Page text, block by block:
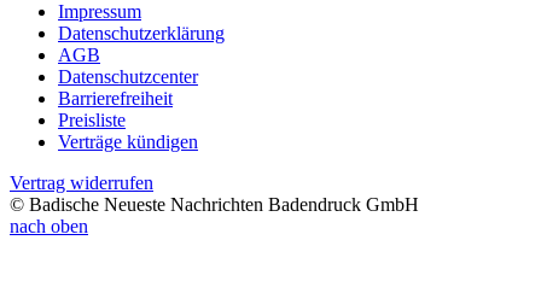
Impressum
Datenschutzerklärung
AGB
Datenschutzcenter
Barrierefreiheit
Preisliste
Verträge kündigen
Vertrag widerrufen
© Badische Neueste Nachrichten Badendruck GmbH
nach oben